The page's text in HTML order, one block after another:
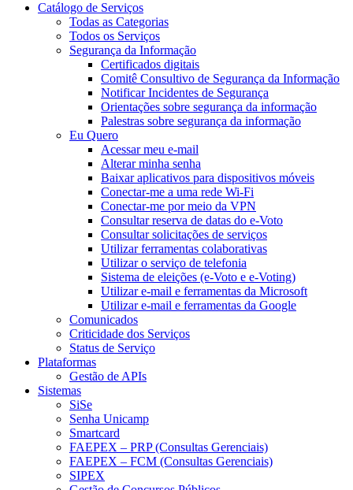
Catálogo de Serviços
Todas as Categorias
Todos os Serviços
Segurança da Informação
Certificados digitais
Comitê Consultivo de Segurança da Informação
Notificar Incidentes de Segurança
Orientações sobre segurança da informação
Palestras sobre segurança da informação
Eu Quero
Acessar meu e-mail
Alterar minha senha
Baixar aplicativos para dispositivos móveis
Conectar-me a uma rede Wi-Fi
Conectar-me por meio da VPN
Consultar reserva de datas do e-Voto
Consultar solicitações de serviços
Utilizar ferramentas colaborativas
Utilizar o serviço de telefonia
Sistema de eleições (e-Voto e e-Voting)
Utilizar e-mail e ferramentas da Microsoft
Utilizar e-mail e ferramentas da Google
Comunicados
Criticidade dos Serviços
Status de Serviço
Plataformas
Gestão de APIs
Sistemas
SiSe
Senha Unicamp
Smartcard
FAEPEX – PRP (Consultas Gerenciais)
FAEPEX – FCM (Consultas Gerenciais)
SIPEX